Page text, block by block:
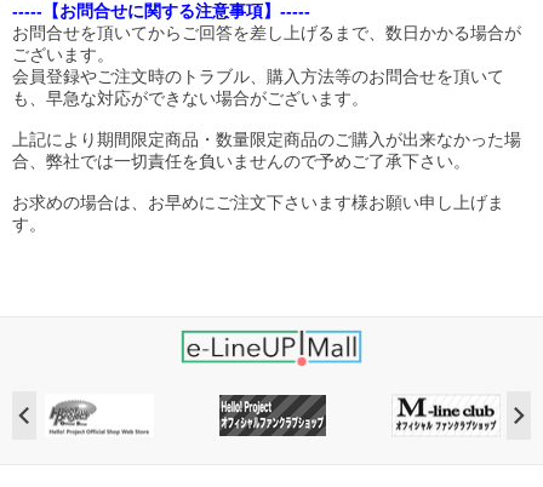
-----【お問合せに関する注意事項】-----
お問合せを頂いてからご回答を差し上げるまで、数日かかる場合が
ございます。
会員登録やご注文時のトラブル、購入方法等のお問合せを頂いて
も、早急な対応ができない場合がございます。
上記により期間限定商品・数量限定商品のご購入が出来なかった場
合、弊社では一切責任を負いませんので予めご了承下さい。
お求めの場合は、お早めにご注文下さいます様お願い申し上げま
す。